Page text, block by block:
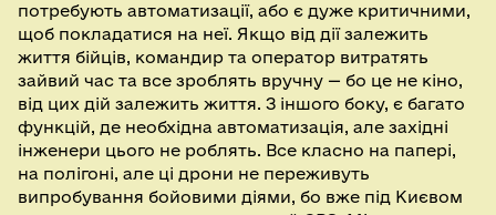
потребують автоматизації, або є дуже критичними,
щоб покладатися на неї. Якщо від дії залежить
життя бійців, командир та оператор витратять
зайвий час та все зроблять вручну — бо це не кіно,
від цих дій залежить життя. З іншого боку, є багато
функцій, де необхідна автоматизація, але західні
інженери цього не роблять. Все класно на папері,
на полігоні, але ці дрони не переживуть
випробування бойовими діями, бо вже під Києвом